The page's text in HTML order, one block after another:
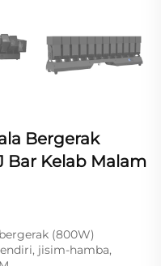
Bergerak
Bar Kelab Malam
(800W)
jisim-hamba,